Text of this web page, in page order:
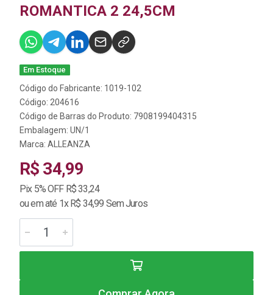
ROMANTICA 2 24,5CM
Em Estoque
Código do Fabricante: 1019-102
Código: 204616
Código de Barras do Produto: 7908199404315
Embalagem: UN/1
Marca: ALLEANZA
R$ 34,99
Pix 5% OFF R$ 33,24
ou em até 1x R$ 34,99 Sem Juros